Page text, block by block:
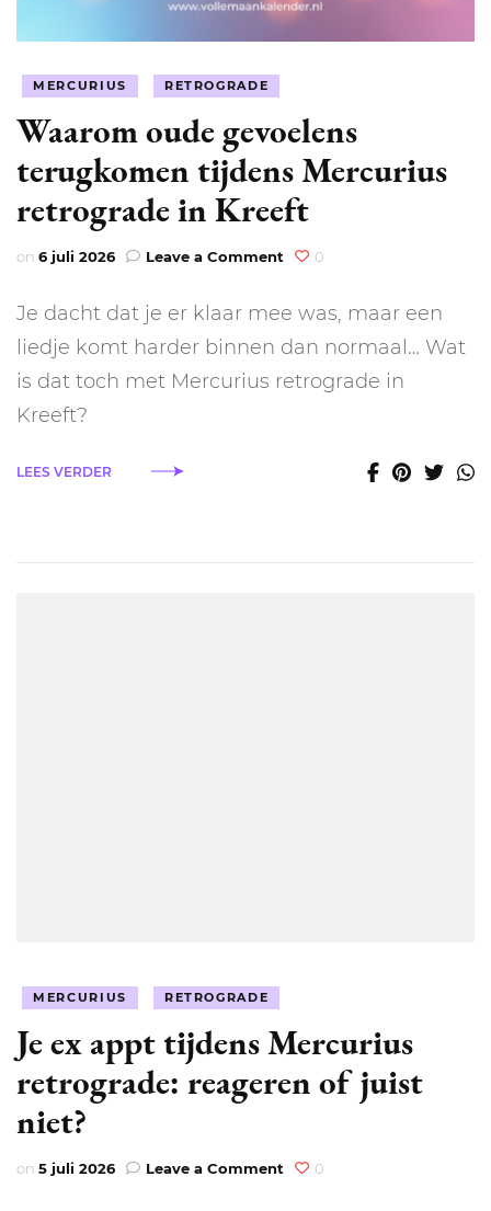
MERCURIUS RETROGRADE
Waarom oude gevoelens
terugkomen tijdens Mercurius
retrograde in Kreeft
on 6 juli 2026 Leave a Comment on
gevoelens
terugkomen
Mercurius
0
Je dacht dat je er klaar mee was, maar een
liedje komt harder binnen dan normaal… Wat
is dat toch met Mercurius retrograde in
Kreeft?
LEES VERDER
MERCURIUS RETROGRADE
Je ex appt tijdens Mercurius
retrograde: reageren of juist
niet?
on 5 juli 2026 Leave a Comment on
0